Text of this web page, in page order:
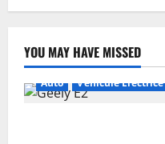
ecologic
YOU MAY HAVE MISSED
Auto Vehicule Electrice